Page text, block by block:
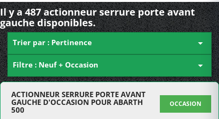
Il y a 487 actionneur serrure porte avant
gauche disponibles.
Trier par : Pertinence 
Filtre : Neuf + Occasion 
ACTIONNEUR SERRURE PORTE AVANT
GAUCHE D'OCCASION POUR ABARTH
500
OCCASION